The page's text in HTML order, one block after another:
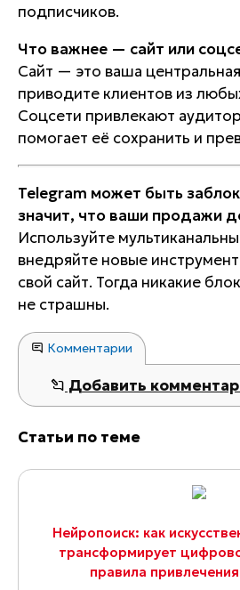
подписчиков.
Что важнее — сайт или
Сайт — это ваша
приводите клиентов из
Соцсети привлекают
помогает её сохранить и
Telegram может быть
значит, что ваши продажи
Используйте
внедряйте новые
свой сайт. Тогда никакие
не страшны.
Комментарии
Добавить
Статьи по теме
Нейропоиск: как
трансформирует
правила